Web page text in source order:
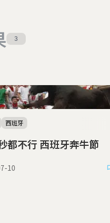
3
慢一秒都不行 西班牙奔牛節
西班牙
10